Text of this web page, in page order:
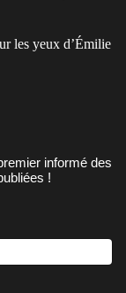
les yeux d’Émilie
informé des
!